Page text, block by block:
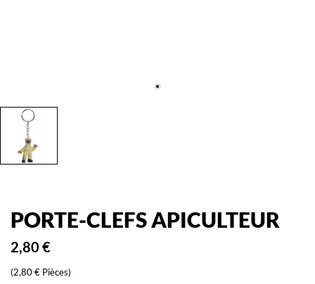
PORTE-CLEFS APICULTEUR
2,80 €
(2,80 € Pièces)